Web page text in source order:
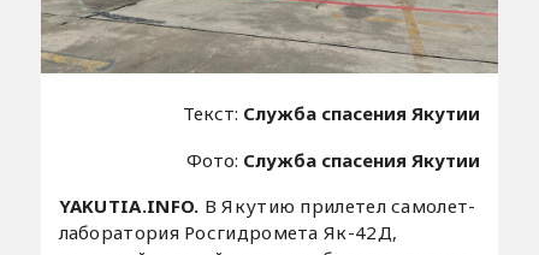
Текст: Служба спасения Якутии
Фото: Служба спасения Якутии
YAKUTIA.INFO. В Якутию прилетел самолет-
лаборатория Росгидромета Як-42Д,